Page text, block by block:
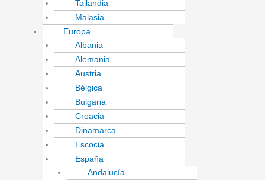
Tailandia
Malasia
Europa
Albania
Alemania
Austria
Bélgica
Bulgaria
Croacia
Dinamarca
Escocia
España
Andalucía